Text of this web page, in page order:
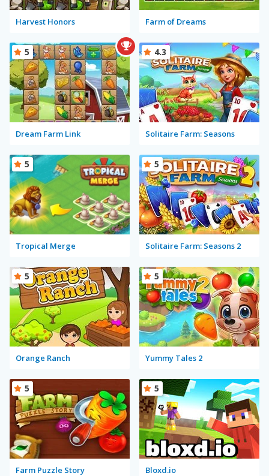
Harvest Honors Farm of Dreams
Dream Farm Link
5
Solitaire Farm: Seasons
4.3
Tropical Merge
5
Solitaire Farm: Seasons 2
5
Orange Ranch
5
Yummy Tales 2
5
Farm Puzzle Story
5
Bloxd.io
5